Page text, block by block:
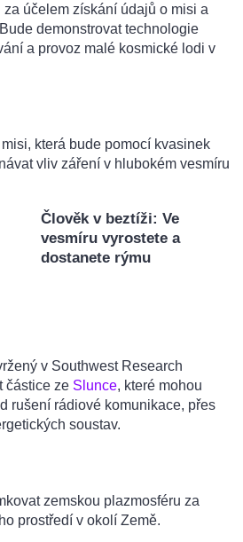
účelem získání údajů o misi a
demonstrovat technologie
a provoz malé kosmické lodi v
která bude pomocí kvasinek
vliv záření v hlubokém vesmíru
Člověk v beztíži: Ve
vesmíru vyrostete a
dostanete rýmu
v Southwest Research
částice ze Slunce, které mohou
rušení rádiové komunikace, přes
soustav.
zemskou plazmosféru za
prostředí v okolí Země.